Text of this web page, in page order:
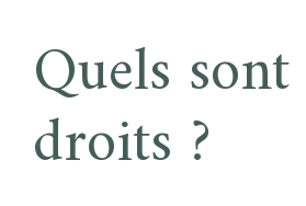
Quels
droits ?